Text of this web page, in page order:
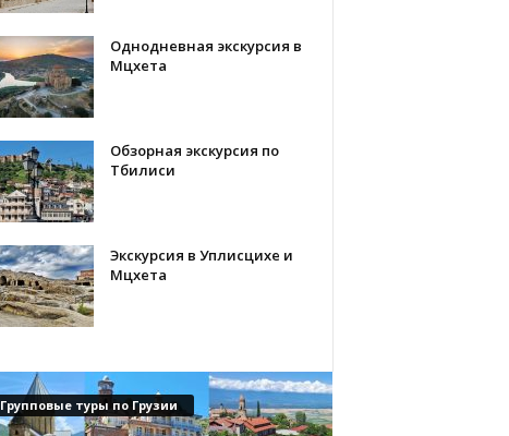
Однодневная экскурсия в
Мцхета
Обзорная экскурсия по
Тбилиси
Экскурсия в Уплисцихе и
Мцхета
Групповые туры по Грузии